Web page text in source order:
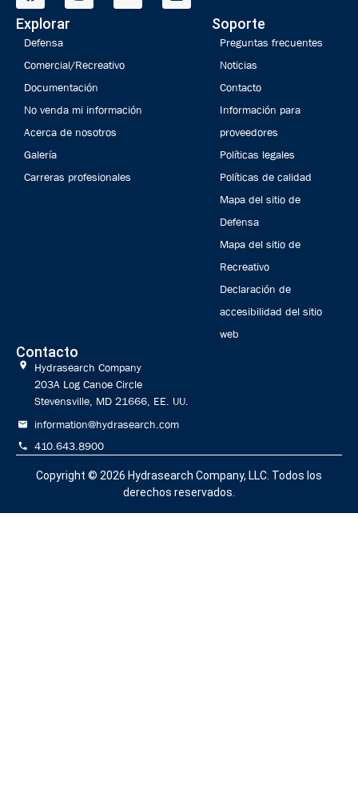
Explorar
Defensa
Comercial/Recreativo
Documentación
No venda mi información
Acerca de nosotros
Galería
Carreras profesionales
Soporte
Preguntas frecuentes
Noticias
Contacto
Información para
proveedores
Políticas legales
Políticas de calidad
Mapa del sitio de
Defensa
Mapa del sitio de
Recreativo
Declaración de
accesibilidad del sitio
web
Contacto
Hydrasearch Company
203A Log Canoe Circle
Stevensville, MD 21666, EE. UU.
information@hydrasearch.com
410.643.8900
Copyright © 2026 Hydrasearch Company, LLC. Todos los
derechos reservados.